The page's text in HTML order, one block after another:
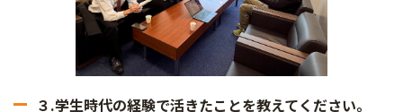
３.学生時代の経験で活きたことを教えてください。